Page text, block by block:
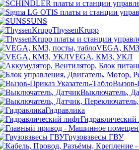
SUNS
ThyssenKrupp
VEGА,
VEGА, КМЗ, УКЛ
Вызов-
Выключатель,
Гидравлика
Гидравлический
Грузовзвесы ГВУ